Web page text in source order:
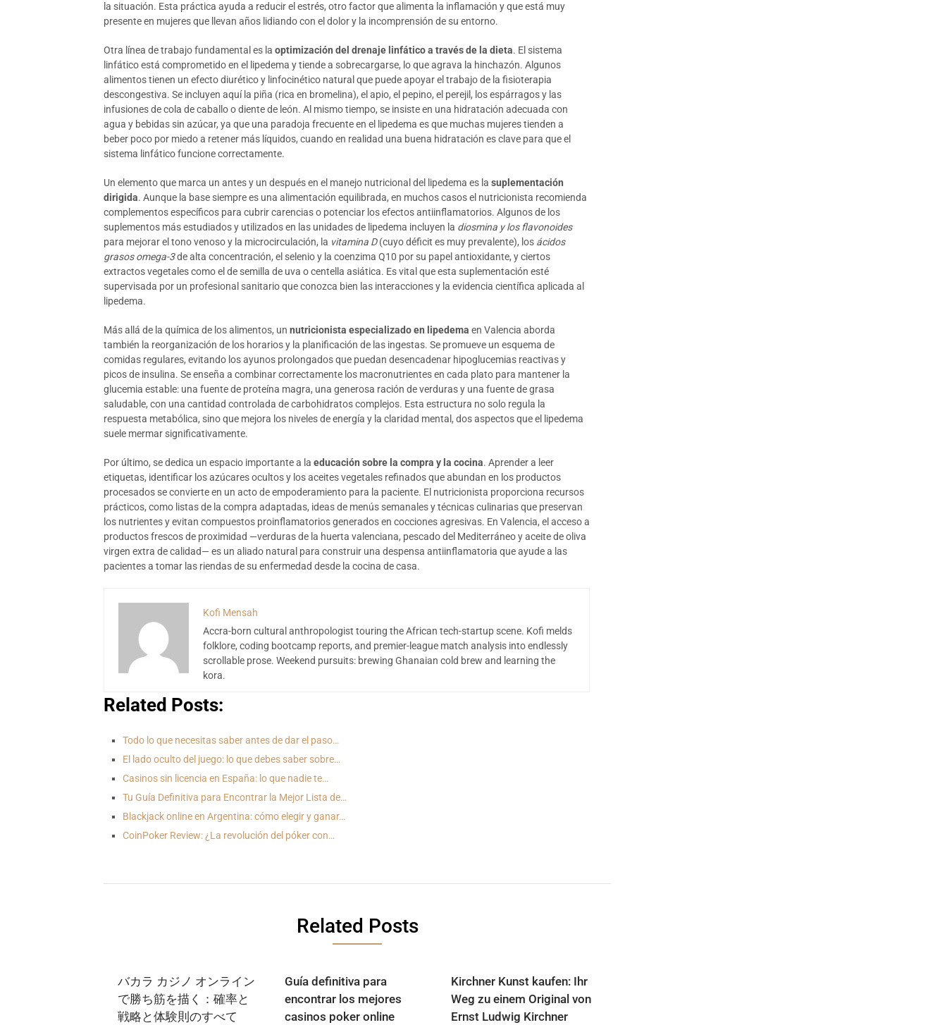
la situación. Esta práctica ayuda a reducir el estrés, otro factor que alimenta la inflamación y que está muy
presente en mujeres que llevan años lidiando con el dolor y la incomprensión de su entorno.
Otra línea de trabajo fundamental es la optimización del drenaje linfático a través de la dieta. El sistema
linfático está comprometido en el lipedema y tiende a sobrecargarse, lo que agrava la hinchazón. Algunos
alimentos tienen un efecto diurético y linfocinético natural que puede apoyar el trabajo de la fisioterapia
descongestiva. Se incluyen aquí la piña (rica en bromelina), el apio, el pepino, el perejil, los espárragos y las
infusiones de cola de caballo o diente de león. Al mismo tiempo, se insiste en una hidratación adecuada con
agua y bebidas sin azúcar, ya que una paradoja frecuente en el lipedema es que muchas mujeres tienden a
beber poco por miedo a retener más líquidos, cuando en realidad una buena hidratación es clave para que el
sistema linfático funcione correctamente.
Un elemento que marca un antes y un después en el manejo nutricional del lipedema es la suplementación
dirigida. Aunque la base siempre es una alimentación equilibrada, en muchos casos el nutricionista recomienda
complementos específicos para cubrir carencias o potenciar los efectos antiinflamatorios. Algunos de los
suplementos más estudiados y utilizados en las unidades de lipedema incluyen la diosmina y los flavonoides
para mejorar el tono venoso y la microcirculación, la vitamina D(cuyo déficit es muy prevalente), los ácidos
grasos omega-3de alta concentración, el selenio y la coenzima Q10 por su papel antioxidante, y ciertos
extractos vegetales como el de semilla de uva o centella asiática. Es vital que esta suplementación esté
supervisada por un profesional sanitario que conozca bien las interacciones y la evidencia científica aplicada al
lipedema.
Más allá de la química de los alimentos, un nutricionista especializado en lipedema en Valencia aborda
también la reorganización de los horarios y la planificación de las ingestas. Se promueve un esquema de
comidas regulares, evitando los ayunos prolongados que puedan desencadenar hipoglucemias reactivas y
picos de insulina. Se enseña a combinar correctamente los macronutrientes en cada plato para mantener la
glucemia estable: una fuente de proteína magra, una generosa ración de verduras y una fuente de grasa
saludable, con una cantidad controlada de carbohidratos complejos. Esta estructura no solo regula la
respuesta metabólica, sino que mejora los niveles de energía y la claridad mental, dos aspectos que el lipedema
suele mermar significativamente.
Por último, se dedica un espacio importante a la educación sobre la compra y la cocina. Aprender a leer
etiquetas, identificar los azúcares ocultos y los aceites vegetales refinados que abundan en los productos
procesados se convierte en un acto de empoderamiento para la paciente. El nutricionista proporciona recursos
prácticos, como listas de la compra adaptadas, ideas de menús semanales y técnicas culinarias que preservan
los nutrientes y evitan compuestos proinflamatorios generados en cocciones agresivas. En Valencia, el acceso a
productos frescos de proximidad —verduras de la huerta valenciana, pescado del Mediterráneo y aceite de oliva
virgen extra de calidad— es un aliado natural para construir una despensa antiinflamatoria que ayude a las
pacientes a tomar las riendas de su enfermedad desde la cocina de casa.
Kofi Mensah
Accra-born cultural anthropologist touring the African tech-startup scene. Kofi melds
folklore, coding bootcamp reports, and premier-league match analysis into endlessly
scrollable prose. Weekend pursuits: brewing Ghanaian cold brew and learning the
kora.
Related Posts:
Todo lo que necesitas saber antes de dar el paso…
El lado oculto del juego: lo que debes saber sobre…
Casinos sin licencia en España: lo que nadie te…
Tu Guía Definitiva para Encontrar la Mejor Lista de…
Blackjack online en Argentina: cómo elegir y ganar…
CoinPoker Review: ¿La revolución del póker con…
Related Posts
バカラ カジノ オンライン
で勝ち筋を描く：確率と
戦略と体験則のすべて
Guía definitiva para
encontrar los mejores
casinos poker online
Kirchner Kunst kaufen: Ihr
Weg zu einem Original von
Ernst Ludwig Kirchner